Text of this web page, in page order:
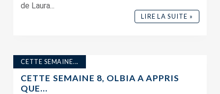
de Laura...
LIRE LA SUITE »
CETTE SEMAINE...
CETTE SEMAINE 8, OLBIA A APPRIS
QUE…